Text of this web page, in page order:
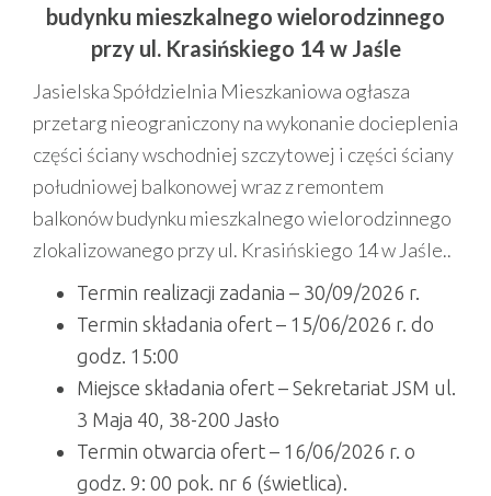
budynku mieszkalnego wielorodzinnego
przy ul. Krasińskiego 14 w Jaśle
Jasielska Spółdzielnia Mieszkaniowa ogłasza
przetarg nieograniczony na wykonanie docieplenia
części ściany wschodniej szczytowej i części ściany
południowej balkonowej wraz z remontem
balkonów budynku mieszkalnego wielorodzinnego
zlokalizowanego przy ul. Krasińskiego 14 w Jaśle..
Termin realizacji zadania – 30/09/2026 r.
Termin składania ofert – 15/06/2026 r. do
godz. 15:00
Miejsce składania ofert – Sekretariat JSM ul.
3 Maja 40, 38-200 Jasło
Termin otwarcia ofert – 16/06/2026 r. o
godz. 9: 00 pok. nr 6 (świetlica).